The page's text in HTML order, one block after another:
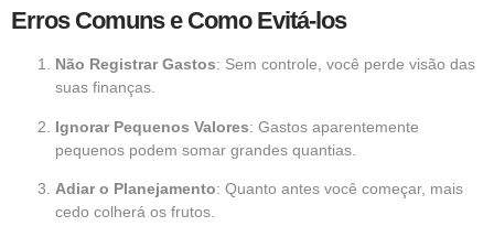
Erros Comuns e Como Evitá-los
Não Registrar Gastos: Sem controle, você perde visão das
suas finanças.
Ignorar Pequenos Valores: Gastos aparentemente
pequenos podem somar grandes quantias.
Adiar o Planejamento: Quanto antes você começar, mais
cedo colherá os frutos.